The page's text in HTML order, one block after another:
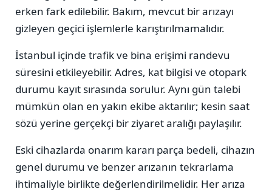
erken fark edilebilir. Bakım, mevcut bir arızayı
gizleyen geçici işlemlerle karıştırılmamalıdır.
İstanbul içinde trafik ve bina erişimi randevu
süresini etkileyebilir. Adres, kat bilgisi ve otopark
durumu kayıt sırasında sorulur. Aynı gün talebi
mümkün olan en yakın ekibe aktarılır; kesin saat
sözü yerine gerçekçi bir ziyaret aralığı paylaşılır.
Eski cihazlarda onarım kararı parça bedeli, cihazın
genel durumu ve benzer arızanın tekrarlama
ihtimaliyle birlikte değerlendirilmelidir. Her arıza